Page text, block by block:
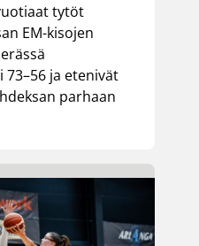
tytöt
EM-kisojen
ja etenivät
parhaan